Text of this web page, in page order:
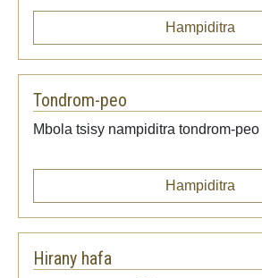
Hampiditra
Tondrom-peo
Mbola tsisy nampiditra tondrom-peo
Hampiditra
Hirany hafa